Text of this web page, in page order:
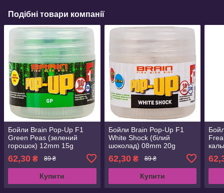
Подібні товари компанії
Бойли Brain Pop-Up F1
Green Peas (зелений
горошок) 12mm 15g
62,30 ₴ 89 ₴
Купити
Бойли Brain Pop-Up F1
White Shock (білий
шоколад) 08mm 20g
62,30₴ 89 ₴
Купити